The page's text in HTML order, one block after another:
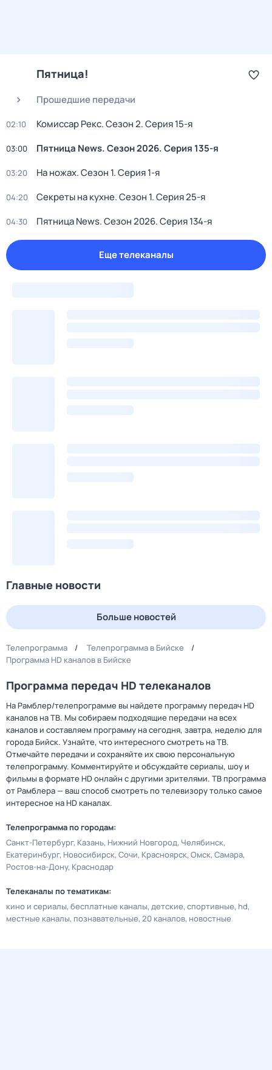
Пятница!
Прошедшие передачи
02:10 Комиссар Рекс. Сезон 2. Серия 15-я
03:00 Пятница News. Сезон 2026. Серия 135-я
03:20 На ножах. Сезон 1. Серия 1-я
04:20 Секреты на кухне. Сезон 1. Серия 25-я
04:30 Пятница News. Сезон 2026. Серия 134-я
Еще телеканалы
Главные новости
Больше новостей
Телепрограмма
Телепрограмма в Бийске
Программа HD каналов в Бийске
Программа передач HD телеканалов
На Рамблер/телепрограмме вы найдете программу передач HD
каналов на ТВ. Мы собираем подходящие передачи на всех
каналов и составляем программу на сегодня, завтра, неделю для
города Бийск. Узнайте, что интересного смотреть на ТВ.
Отмечайте передачи и сохраняйте их свою персональную
телепрограмму. Комментируйте и обсуждайте сериалы, шоу и
фильмы в формате HD онлайн с другими зрителями. ТВ программа
от Рамблера — ваш способ смотреть по телевизору только самое
интересное на HD каналах.
Телепрограмма по городам:
Санкт-Петербург Казань Нижний Новгород Челябинск
Екатеринбург Новосибирск Сочи Красноярск Омск Самара
Ростов-на-Дону Краснодар
Телеканалы по тематикам:
кино и сериалы бесплатные каналы детские спортивные hd
местные каналы познавательные 20 каналов новостные